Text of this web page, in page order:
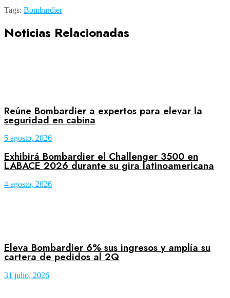
Tags: Bombardier
Noticias Relacionadas
Reúne Bombardier a expertos para elevar la
seguridad en cabina
5 agosto, 2026
Exhibirá Bombardier el Challenger 3500 en
LABACE 2026 durante su gira latinoamericana
4 agosto, 2026
Eleva Bombardier 6% sus ingresos y amplía su
cartera de pedidos al 2Q
31 julio, 2026